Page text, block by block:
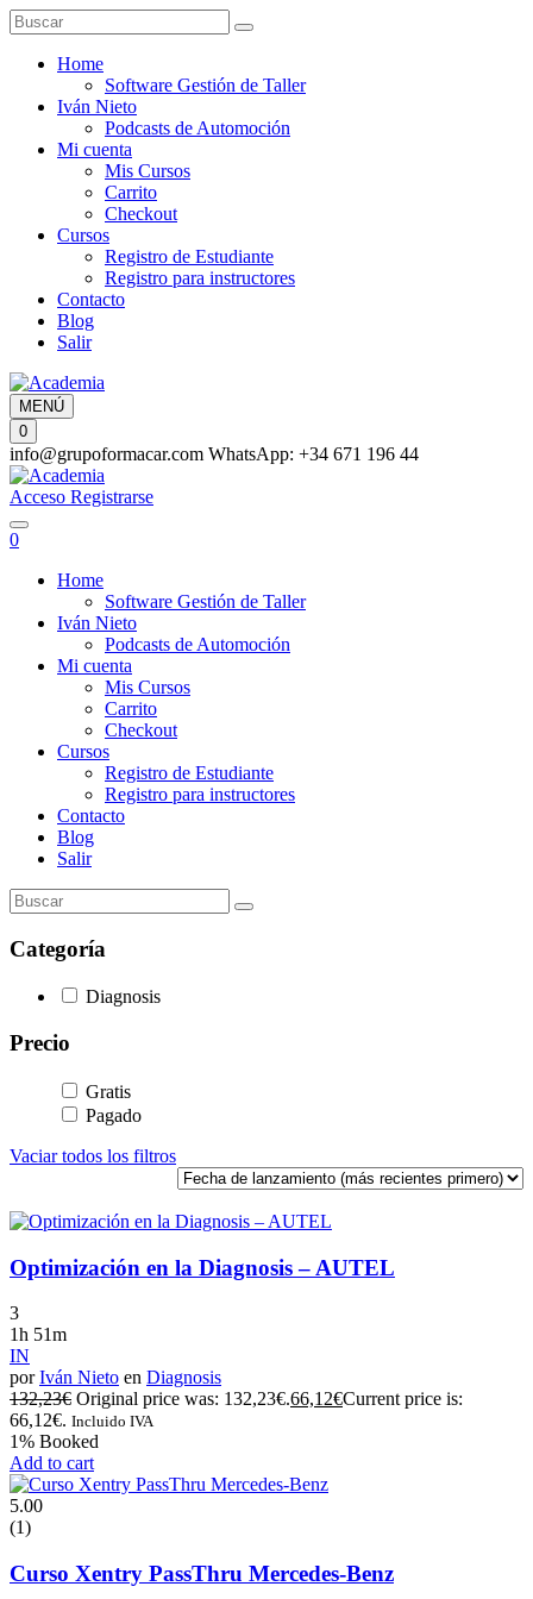
Home
Software Gestión de Taller
Iván Nieto
Podcasts de Automoción
Mi cuenta
Mis Cursos
Carrito
Checkout
Cursos
Registro de Estudiante
Registro para instructores
Contacto
Blog
Salir
MENÚ
0
info@grupoformacar.com WhatsApp: +34 671 196 44
Acceso Registrarse
0
Home
Software Gestión de Taller
Iván Nieto
Podcasts de Automoción
Mi cuenta
Mis Cursos
Carrito
Checkout
Cursos
Registro de Estudiante
Registro para instructores
Contacto
Blog
Salir
Categoría
Diagnosis
Precio
Gratis
Pagado
Vaciar todos los filtros
Optimización en la Diagnosis – AUTEL
3
1h 51m
IN
porIván Nieto en Diagnosis
132,23€ Original price was: 132,23€.66,12€Current price is:
66,12€. Incluido IVA
1% Booked
Add to cart
5.00
(1)
Curso Xentry PassThru Mercedes-Benz